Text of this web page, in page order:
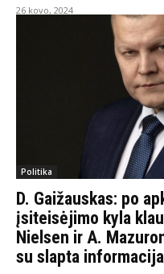
26 kovo, 2024
Politika
D. Gaižauskas: po
įsiteisėjimo kyla
Nielsen ir A.
su slapta informacija